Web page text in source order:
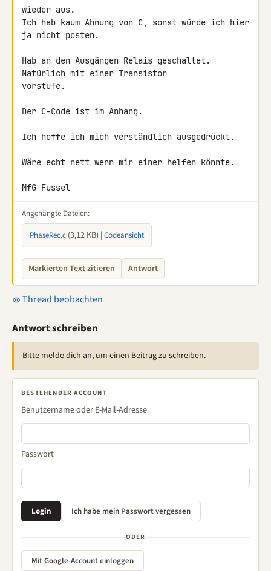
wieder aus.
Ich hab kaum Ahnung von C, sonst würde ich hier
ja nicht posten.
Hab an den Ausgängen Relais geschaltet.
Natürlich mit einer Transistor
vorstufe.
Der C-Code ist im Anhang.
Ich hoffe ich mich verständlich ausgedrückt.
Wäre echt nett wenn mir einer helfen könnte.
MfG Fussel
Angehängte Dateien:
PhaseRec.c (3,12 KB) | Codeansicht
Markierten Text zitieren Antwort
Thread beobachten
Antwort schreiben
Bitte melde dich an, um einen Beitrag zu schreiben.
BESTEHENDER ACCOUNT
Benutzername oder E-Mail-Adresse
Passwort
ODER
Mit Google-Account einloggen